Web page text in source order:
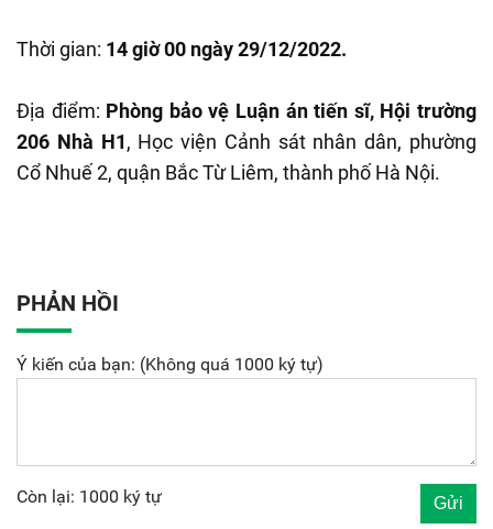
Thời gian: 14 giờ 00 ngày 29/12/2022.
Địa điểm: Phòng bảo vệ Luận án tiến sĩ, Hội trường
206 Nhà H1, Học viện Cảnh sát nhân dân, phường
Cổ Nhuế 2, quận Bắc Từ Liêm, thành phố Hà Nội.
PHẢN HỒI
Ý kiến của bạn: (Không quá 1000 ký tự)
Còn lại: 1000 ký tự